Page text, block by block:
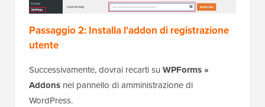
Passaggio 2: Installa l'addon di registrazione
utente
Successivamente, dovrai recarti su WPForms »
Addons nel pannello di amministrazione di
WordPress.